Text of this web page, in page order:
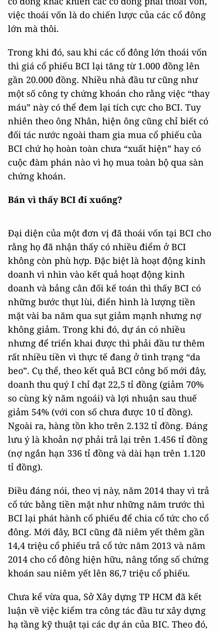
việc thoái vốn là do chiến lược của các cổ đông
lớn mà thôi.
Trong khi đó, sau khi các cổ đông lớn thoái vốn
thì giá cổ phiếu BCI lại tăng từ 1.000 đồng lên
gần 20.000 đồng. Nhiều nhà đầu tư cũng như
một số công ty chứng khoán cho rằng việc “thay
máu” này có thể đem lại tích cực cho BCI. Tuy
nhiên theo ông Nhân, hiện ông cũng chỉ biết có
đối tác nước ngoài tham gia mua cổ phiếu của
BCI chứ họ hoàn toàn chưa “xuất hiện” hay có
cuộc đàm phán nào vì họ mua toàn bộ qua sàn
chứng khoán.
Bán vì thấy BCI đi xuống?
Đại diện của một đơn vị đã thoái vốn tại BCI cho
rằng họ đã nhận thấy có nhiều điểm ở BCI
không còn phù hợp. Đặc biệt là hoạt động kinh
doanh vì nhìn vào kết quả hoạt động kinh
doanh và bảng cân đối kế toán thì thấy BCI có
những bước thụt lùi, điển hình là lượng tiền
mặt vài ba năm qua sụt giảm mạnh nhưng nợ
không giảm. Trong khi đó, dự án có nhiều
nhưng để triển khai được thì phải đầu tư thêm
rất nhiều tiền vì thực tế đang ở tình trạng “da
beo”. Cụ thể, theo kết quả BCI công bố mới đây,
doanh thu quý I chỉ đạt 22,5 tỉ đồng (giảm 70%
so cùng kỳ năm ngoái) và lợi nhuận sau thuế
giảm 54% (với con số chưa được 10 tỉ đồng).
Ngoài ra, hàng tồn kho trên 2.132 tỉ đồng. Đáng
lưu ý là khoản nợ phải trả lại trên 1.456 tỉ đồng
(nợ ngắn hạn 336 tỉ đồng và dài hạn trên 1.120
tỉ đồng).
Điều đáng nói, theo vị này, năm 2014 thay vì trả
cổ tức bằng tiền mặt như những năm trước thì
BCI lại phát hành cổ phiếu để chia cổ tức cho cổ
đông. Mới đây, BCI cũng đã niêm yết thêm gần
14,4 triệu cổ phiếu trả cổ tức năm 2013 và năm
2014 cho cổ đông hiện hữu, nâng tổng số chứng
khoán sau niêm yết lên 86,7 triệu cổ phiếu.
Chưa kể vừa qua, Sở Xây dựng TP HCM đã kết
luận về việc kiểm tra công tác đầu tư xây dựng
hạ tầng kỹ thuật tại các dự án của BIC. Theo đó,